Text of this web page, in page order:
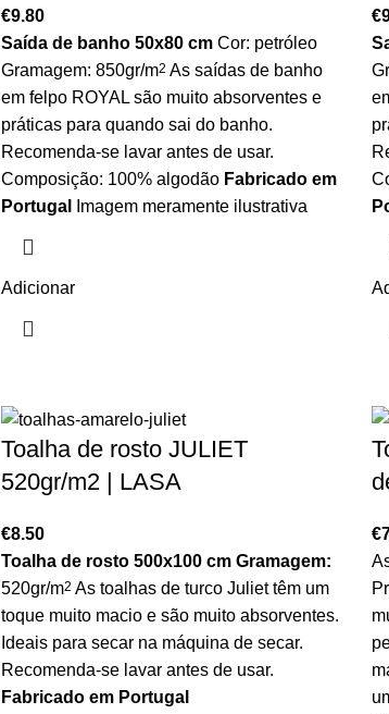
€9.80
Saída de banho 50x80 cm Cor: petróleo
Gramagem: 850gr/m2 As saídas de banho
em felpo ROYAL são muito absorventes e
práticas para quando sai do banho.
Recomenda-se lavar antes de usar.
Composição: 100% algodão Fabricado em
Portugal
Imagem meramente ilustrativa
Adicionar
€
Toalha de rosto JULIET
520gr/m2 | LASA
€8.50
Toalha de rosto 500x100 cm Gramagem:
520gr/m2 As toalhas de turco Juliet têm um
toque muito macio e são muito absorventes.
Ideais para secar na máquina de secar.
Recomenda-se lavar antes de usar.
Fabricado em Portugal
€